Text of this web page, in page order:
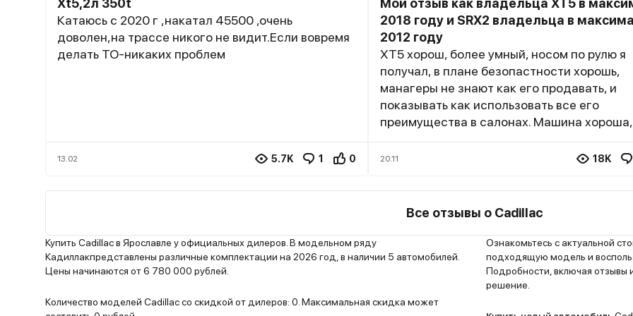
Xt5,2л 350t
Катаюсь с 2020 г ,накатал 45500 ,очень
доволен,на трассе никого не видит.Если вовремя
делать ТО-никаких проблем
13.02 5.7K 1 0
Мой отзыв как владельца XT5 в
2018 году и SRX2 владельца в
2012 году
ХТ5 хорош, более умный, носом по рулю я
получал, в плане безопастности хорошь,
манагеры не знают как его продавать, и
показывать как использовать все его
преимущества в салонах. Машина
об этом. В спб два офф дилера
Автопле завтра записан на 14.00! Олимп
что диски неориг стоят (хотя на ориг
просто переставляю их в сборе 2 лета
зима....посыл по гарантии полный.
полном поворочании руля, идёт
хрустик...попробуйте, просто полное
услышите...как ваше переднее колесо
20.11 18K
Все отзывы о Cadillac
Купить Cadillac в Ярославле у официальных дилеров. В модельном ряду
Кадиллакпредставлены различные комплектации на 2026 год, в наличии 5 автомобилей.
Цены начинаются от 6 780 000 рублей.
Количество моделей Cadillac со скидкой от дилеров: 0. Максимальная скидка может
Ознакомьтесь с актуальной
подходящую модель и
Подробности, включая отзывы
решение.